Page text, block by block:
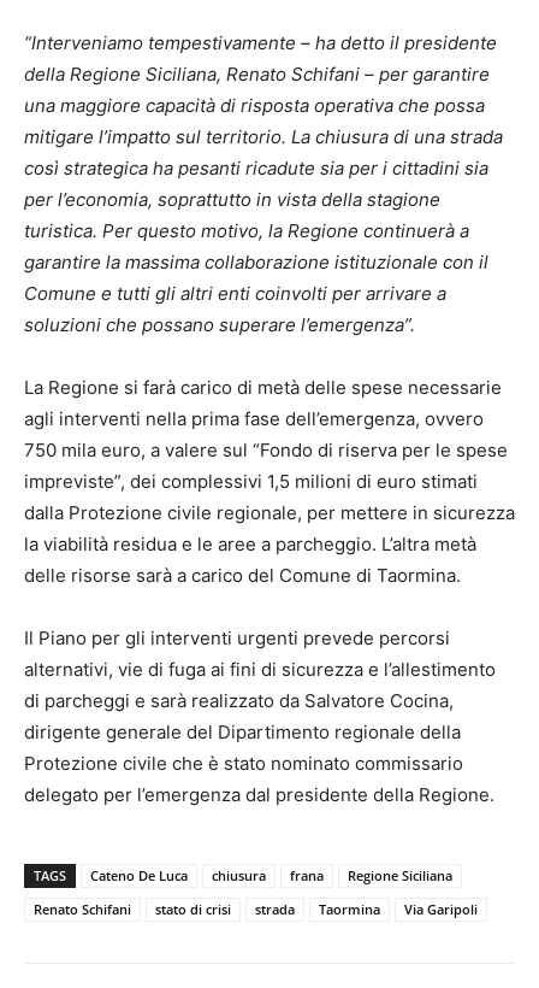
“Interveniamo tempestivamente – ha detto il presidente
della Regione Siciliana, Renato Schifani – per garantire
una maggiore capacità di risposta operativa che possa
mitigare l’impatto sul territorio. La chiusura di una strada
così strategica ha pesanti ricadute sia per i cittadini sia
per l’economia, soprattutto in vista della stagione
turistica. Per questo motivo, la Regione continuerà a
garantire la massima collaborazione istituzionale con il
Comune e tutti gli altri enti coinvolti per arrivare a
soluzioni che possano superare l’emergenza”.
La Regione si farà carico di metà delle spese necessarie
agli interventi nella prima fase dell’emergenza, ovvero
750 mila euro, a valere sul “Fondo di riserva per le spese
impreviste”, dei complessivi 1,5 milioni di euro stimati
dalla Protezione civile regionale, per mettere in sicurezza
la viabilità residua e le aree a parcheggio. L’altra metà
delle risorse sarà a carico del Comune di Taormina.
Il Piano per gli interventi urgenti prevede percorsi
alternativi, vie di fuga ai fini di sicurezza e l’allestimento
di parcheggi e sarà realizzato da Salvatore Cocina,
dirigente generale del Dipartimento regionale della
Protezione civile che è stato nominato commissario
delegato per l’emergenza dal presidente della Regione.
TAGS Cateno De Luca chiusura frana
Regione Siciliana
Renato Schifani
stato di crisi strada Taormina Via Garipoli